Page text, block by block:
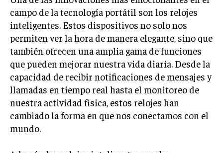
campo de la tecnología portátil son los relojes
inteligentes. Estos dispositivos no solo nos
permiten ver la hora de manera elegante, sino que
también ofrecen una amplia gama de funciones
que pueden mejorar nuestra vida diaria. Desde la
capacidad de recibir notificaciones de mensajes y
llamadas en tiempo real hasta el monitoreo de
nuestra actividad física, estos relojes han
cambiado la forma en que nos conectamos con el
mundo.